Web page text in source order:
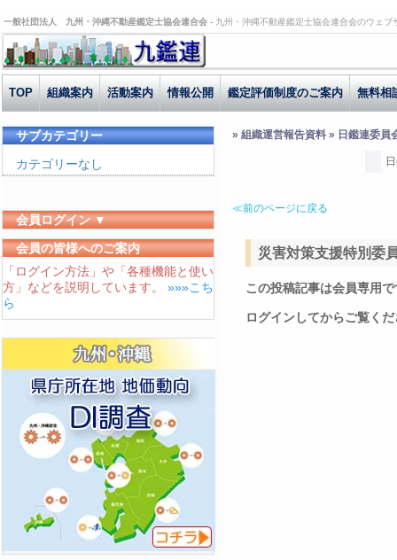
一般社団法人 九州・沖縄不動産鑑定士協会連合会 - 九州・沖縄不動産鑑定士協会連合会のウェ
TOP 組織案内 活動案内 情報公開 鑑定評価制度のご案内 無料相
» 組織運営報告資料 » 日鑑連委員
≪前のページに戻る
災害対策支援特別委
この投稿記事は会員専用
ログインしてからご覧く
サブカテゴリー
カテゴリーなし
会員ログイン ▼
ユーザーID
パスワード
会員の皆様へのご案内
「ログイン方法」や「各種機能と使い
方」などを説明しています。 »»»こち
ら